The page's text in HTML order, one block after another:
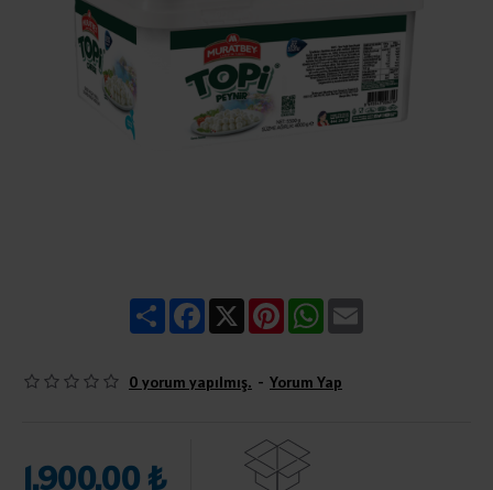
ShareFacebook
X PinterestWhatsApp
0 yorum yapılmış. - Yorum Yap
1.900,00 ₺